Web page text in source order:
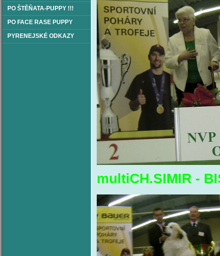
PO ŠTĚŇATA-PUPPY !!!
PO FACE RASE PUPPY
PYRENEJSKÉ ODKAZY
multiCH.SIMIR -